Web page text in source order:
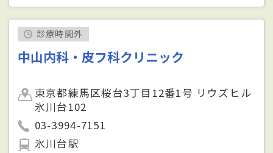
診療時間外
中山内科・皮フ科クリニック
東京都練馬区桜台3丁目12番1号 リウズヒル
氷川台102
03-3994-7151
氷川台駅